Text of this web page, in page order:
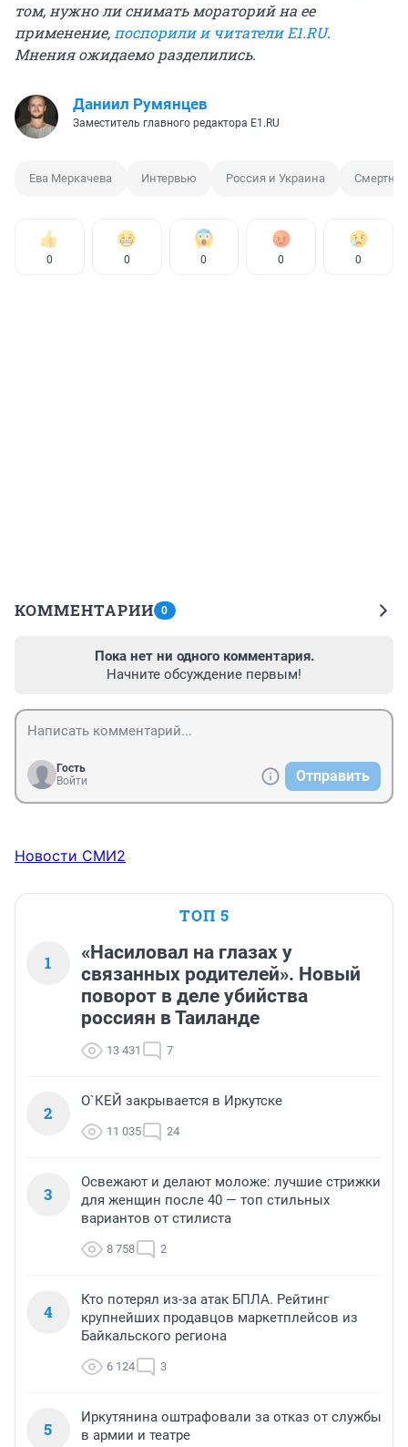
том, нужно ли снимать мораторий на ее
применение, поспорили и читатели E1.RU.
Мнения ожидаемо разделились.
Даниил Румянцев
Заместитель главного редактора E1.RU
Ева Меркачева Интервью Россия и Украина
0 0 0 0 0
КОММЕНТАРИИ 0
Пока нет ни одного комментария.
Начните обсуждение первым!
Гость
Войти
Отправить
Новости СМИ2
ТОП 5
1
«Насиловал на глазах у
связанных родителей». Новый
поворот в деле убийства
россиян в Таиланде
13 431 7
2
О`КЕЙ закрывается в Иркутске
11 035 24
3
Освежают и делают моложе: лучшие стрижки
для женщин после 40 — топ стильных
вариантов от стилиста
8 758 2
4
Кто потерял из-за атак БПЛА. Рейтинг
крупнейших продавцов маркетплейсов из
Байкальского региона
6 124 3
5
Иркутянина оштрафовали за отказ от службы
в армии и театре